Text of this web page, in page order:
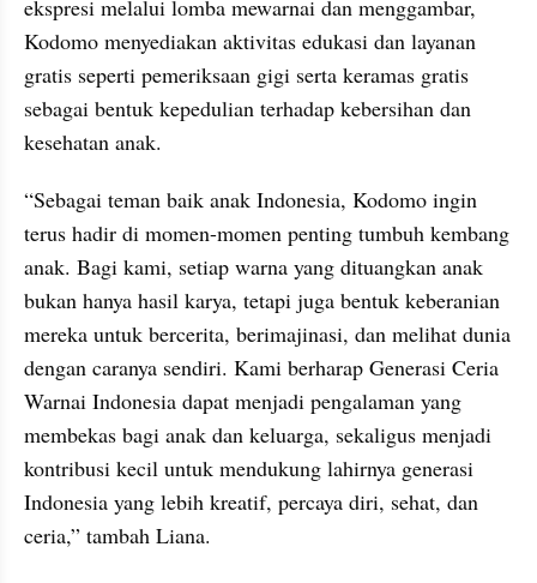
ekspresi melalui lomba mewarnai dan menggambar,
Kodomo menyediakan aktivitas edukasi dan layanan
gratis seperti pemeriksaan gigi serta keramas gratis
sebagai bentuk kepedulian terhadap kebersihan dan
kesehatan anak.
“Sebagai teman baik anak Indonesia, Kodomo ingin
terus hadir di momen-momen penting tumbuh kembang
anak. Bagi kami, setiap warna yang dituangkan anak
bukan hanya hasil karya, tetapi juga bentuk keberanian
mereka untuk bercerita, berimajinasi, dan melihat dunia
dengan caranya sendiri. Kami berharap Generasi Ceria
Warnai Indonesia dapat menjadi pengalaman yang
membekas bagi anak dan keluarga, sekaligus menjadi
kontribusi kecil untuk mendukung lahirnya generasi
Indonesia yang lebih kreatif, percaya diri, sehat, dan
ceria,” tambah Liana.